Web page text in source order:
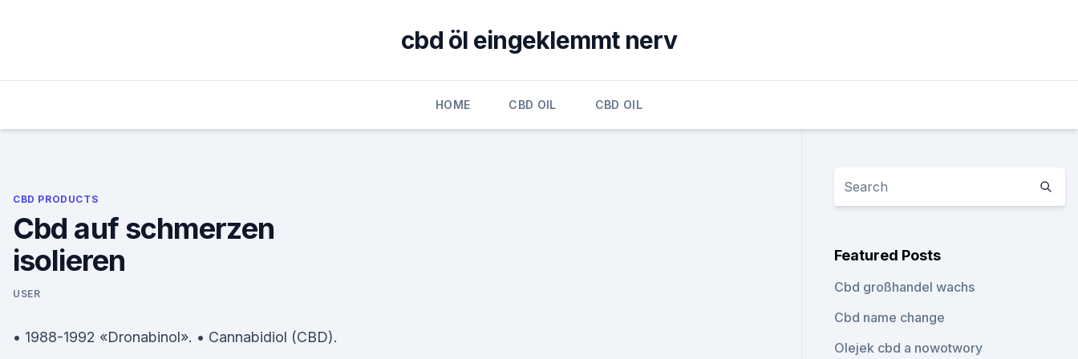
cbd öl eingeklemmt nerv
HOME CBD OIL CBD OIL
CBD PRODUCTS
Cbd auf schmerzen
isolieren
USER
• 1988-1992 «Dronabinol». • Cannabidiol (CBD).
Featured Posts
Cbd großhandel wachs
Cbd name change
Olejek cbd a nowotwory